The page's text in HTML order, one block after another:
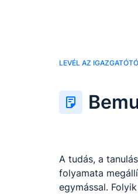
LEVÉL AZ
A tudás, a
folyamata
egymással.